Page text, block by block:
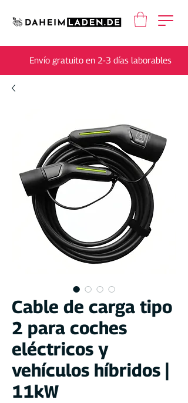
Envío gratuito en 2-3 días laborables
Cable de carga tipo
2 para coches
eléctricos y
vehículos híbridos |
11kW